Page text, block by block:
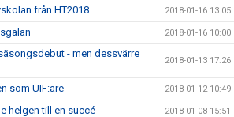
från HT2018 2018-01-16 13:05
2018-01-16 10:00
- men dessvärre
2018-01-13 17:26
som UIF:are 2018-01-12 10:49
helgen till en succé 2018-01-08 15:51